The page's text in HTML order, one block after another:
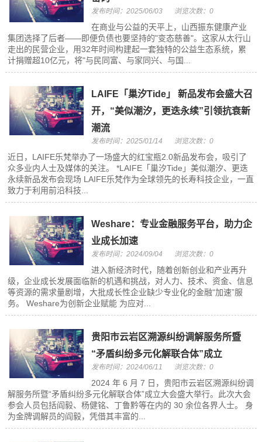
发布时间：2025/06/03 浏览次数：0
在商业与公益的天平上，山西振东健康产业
集团选择了后者——即便负债也要坚持的"变态慈善"。这家从太行山
走出的民营企业，用32年时间构建起一套独特的公益生态系统，累
计捐赠超10亿元，将"与民同富、与家同兴、与国...
LAIFE「巢汐Tide」 新品发布会盛大召
开，“美似潮汐，更迭永续”引领抗衰新
潮流
发布时间：2025/01/14 浏览次数：0
近日，LAIFE乐梵举办了一场盛大的红宝瓶2.0新品发布会，吸引了
众多业内人士及媒体的关注。 *LAIFE「巢汐Tide」美似潮汐、更迭
永续新品发布会现场 LAIFE乐梵作为全球领先的长寿科技企业，一直
致力于利用前沿科技...
Weshare：专业金融服务平台，助力企
业成长加速
发布时间：2024/09/04 浏览次数：0
进入新经济时代，随着创新创业和产业再升
级，企业成长发展面临新的机遇和挑战，对人力、技术、资金、信息
等资源的需求量剧增，大批成长性企业缺少专业化的金融“加速”服
务。 Weshare为创新企业赋能 为应对...
贵阳市云岩区溯源纠纷调解服务所暨
“矛盾纠纷多元化解联合体”成立
发布时间：2024/06/11 浏览次数：0
2024 年 6 月 7 日，贵阳市云岩区溯源纠纷调
解服务所暨“矛盾纠纷多元化解联合体”成立大会盛大举行。此次大会
参会人员包括阎毅、杨健铭、丁鲁黔等在内的 30 余位各界人士。 身
为金牌调解员的阎毅，凭借其丰富的...